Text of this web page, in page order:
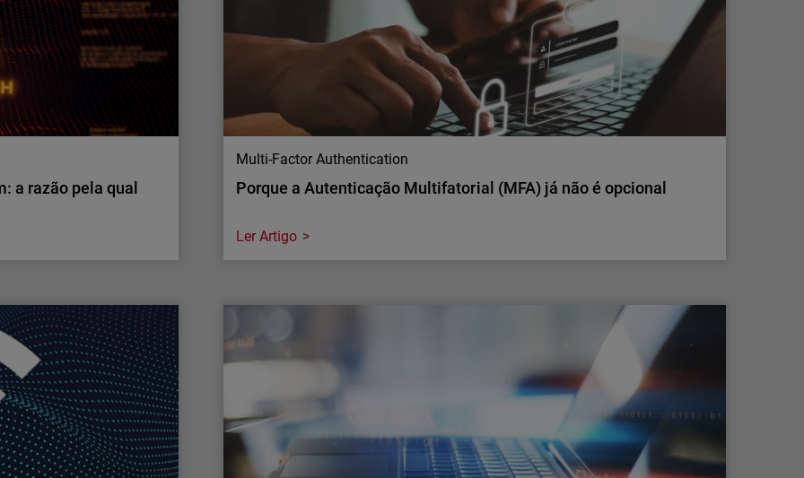
segurança de aplicações, alargando o acesso
a capacidades avançadas tanto da OpenAI
como da Anthropic. Ao contrário de…
novos investimentos em IA de fronteira para
segurança de aplicações, alargando o acesso
a capacidades avançadas tanto da OpenAI
como da…
a razão pela qual
a razão pela qual
muitas violações de
inadvertidamente
Multi-Factor Authentication
Porque a Autenticação Multifatorial (MFA) já não é opcional
Porque a Autenticação Multifatorial (MFA) já não é opcional
O roubo de credenciais continua a ser a forma mais direta de aceder a uma
rede corporativa. Porque falham tantas organizações na implementação
Ler Artigo